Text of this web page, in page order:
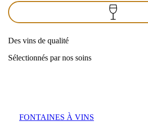
Des vins de qualité
Sélectionnés par nos soins
FONTAINES À VINS